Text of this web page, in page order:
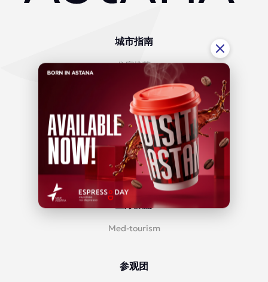
城市指南
住宿推荐
互动地图
活动与事件
美食文化
评论
医疗旅游
Med-tourism
参观团